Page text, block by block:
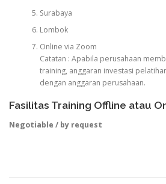
Surabaya
Lombok
Online via Zoom
Catatan : Apabila perusahaan
training, anggaran investasi
dengan anggaran perusahaan.
Fasilitas Training Offline atau
Negotiable / by request